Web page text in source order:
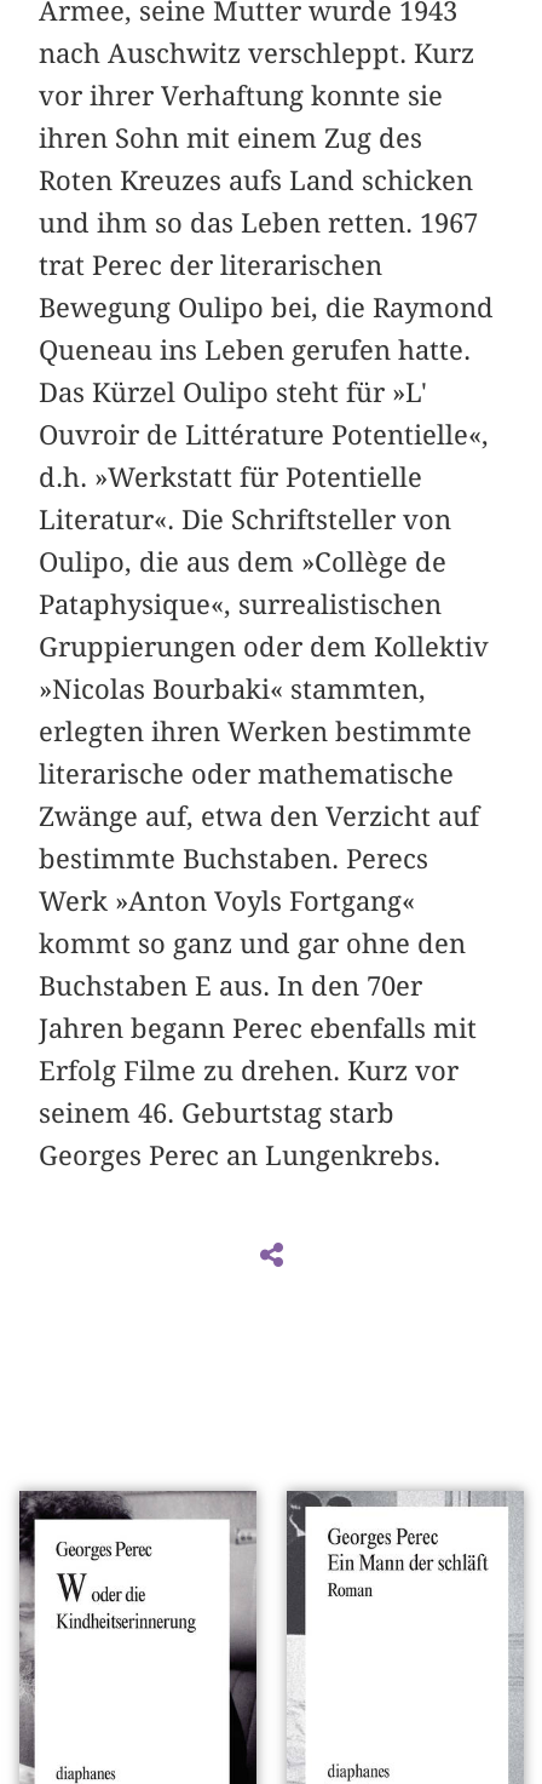
Armee, seine Mutter wurde 1943
nach Auschwitz verschleppt. Kurz
vor ihrer Verhaftung konnte sie
ihren Sohn mit einem Zug des
Roten Kreuzes aufs Land schicken
und ihm so das Leben retten. 1967
trat Perec der literarischen
Bewegung Oulipo bei, die Raymond
Queneau ins Leben gerufen hatte.
Das Kürzel Oulipo steht für »L'
Ouvroir de Littérature Potentielle«,
d.h. »Werkstatt für Potentielle
Literatur«. Die Schriftsteller von
Oulipo, die aus dem »Collège de
Pataphysique«, surrealistischen
Gruppierungen oder dem Kollektiv
»Nicolas Bourbaki« stammten,
erlegten ihren Werken bestimmte
literarische oder mathematische
Zwänge auf, etwa den Verzicht auf
bestimmte Buchstaben. Perecs
Werk »Anton Voyls Fortgang«
kommt so ganz und gar ohne den
Buchstaben E aus. In den 70er
Jahren begann Perec ebenfalls mit
Erfolg Filme zu drehen. Kurz vor
seinem 46. Geburtstag starb
Georges Perec an Lungenkrebs.